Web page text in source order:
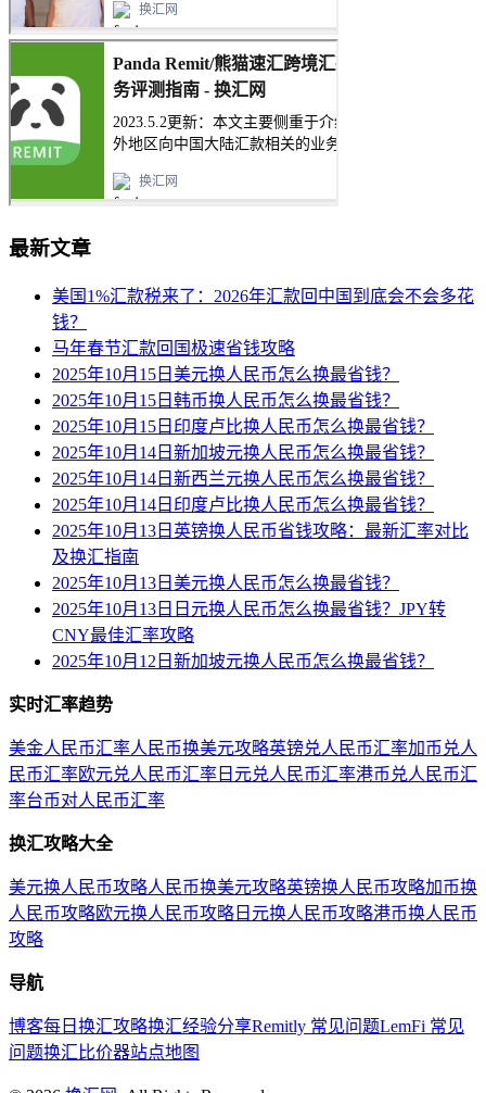
最新文章
美国1%汇款税来了：2026年汇款回中国到底会不会多花
钱？
马年春节汇款回国极速省钱攻略
2025年10月15日美元换人民币怎么换最省钱？
2025年10月15日韩币换人民币怎么换最省钱？
2025年10月15日印度卢比换人民币怎么换最省钱？
2025年10月14日新加坡元换人民币怎么换最省钱？
2025年10月14日新西兰元换人民币怎么换最省钱？
2025年10月14日印度卢比换人民币怎么换最省钱？
2025年10月13日英镑换人民币省钱攻略：最新汇率对比
及换汇指南
2025年10月13日美元换人民币怎么换最省钱？
2025年10月13日日元换人民币怎么换最省钱？JPY转
CNY最佳汇率攻略
2025年10月12日新加坡元换人民币怎么换最省钱？
实时汇率趋势
美金人民币汇率人民币换美元攻略英镑兑人民币汇率加币兑人
民币汇率欧元兑人民币汇率 日元兑人民币汇率港币兑人民币汇
率台币对人民币汇率
换汇攻略大全
美元换人民币攻略人民币换美元攻略英镑换人民币攻略加币换
人民币攻略欧元换人民币攻略 日元换人民币攻略港币换人民币
攻略
导航
博客每日换汇攻略换汇经验分享Remitly 常见问题LemFi 常见
问题换汇比价器站点地图